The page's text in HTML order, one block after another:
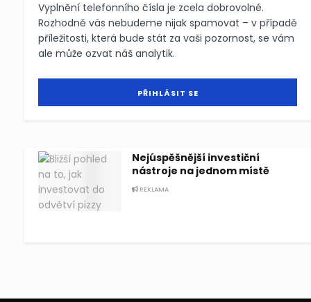
Vyplnění telefonního čísla je zcela dobrovolné.
Rozhodně vás nebudeme nijak spamovat – v případě
příležitosti, která bude stát za vaši pozornost, se vám
ale může ozvat náš analytik.
Nejúspěšnější investiční
nástroje na jednom místě
REKLAMA